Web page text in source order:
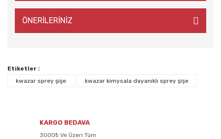
ÖNERİLERİNİZ
Etiketler :
kwazar sprey şişe
kwazar kimysala dayanıklı sprey şişe
KARGO BEDAVA
3000₺ Ve Üzeri Tüm